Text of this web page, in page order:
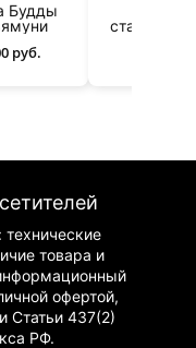
Будды
руб.
статуэтка
товара и
офертой,
Статьи 437(2)
РФ.